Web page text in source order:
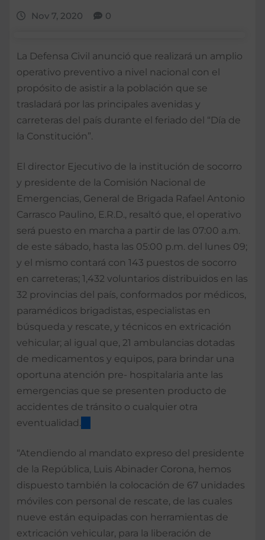
Nov 7, 2020 0
La Defensa Civil anunció que realizará un amplio
operativo preventivo a nivel nacional con el
propósito de asistir a la población que se
trasladará por las principales avenidas y
carreteras del país durante el feriado del “Día de
la Constitución”.
El director Ejecutivo de la institución de socorro
y presidente de la Comisión Nacional de
Emergencias, General de Brigada Rafael Antonio
Carrasco Paulino, E.R.D., resaltó que, el operativo
será puesto en marcha a partir de las 07:00 a.m.
de este sábado, hasta las 05:00 p.m. del lunes 09;
y el mismo contará con 143 puestos de socorro
en carreteras; 1,432 voluntarios distribuidos en las
32 provincias del país, conformados por médicos,
paramédicos brigadistas, especialistas en
búsqueda y rescate, y técnicos en extricación
vehicular; al igual que, 21 ambulancias dotadas
de medicamentos y equipos, para brindar una
oportuna atención pre- hospitalaria ante las
emergencias que se presenten producto de
accidentes de tránsito o cualquier otra
eventualidad.
“Atendiendo al mandato expreso del presidente
de la República, Luis Abinader Corona, hemos
dispuesto también la colocación de 67 unidades
móviles con personal de rescate, de las cuales
nueve están equipadas con herramientas de
extricación vehicular, para la liberación de